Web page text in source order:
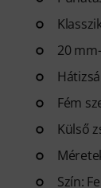
20
Fém
Külső
Szín: